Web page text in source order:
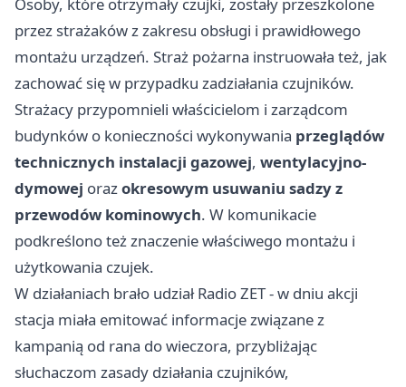
Osoby, które otrzymały czujki, zostały przeszkolone
przez strażaków z zakresu obsługi i prawidłowego
montażu urządzeń. Straż pożarna instruowała też, jak
zachować się w przypadku zadziałania czujników.
Strażacy przypomnieli właścicielom i zarządcom
budynków o konieczności wykonywania przeglądów
technicznych instalacji gazowej, wentylacyjno-
dymowej orazokresowym usuwaniu sadzy z
przewodów kominowych. W komunikacie
podkreślono też znaczenie właściwego montażu i
użytkowania czujek.
W działaniach brało udział Radio ZET - w dniu akcji
stacja miała emitować informacje związane z
kampanią od rana do wieczora, przybliżając
słuchaczom zasady działania czujników,